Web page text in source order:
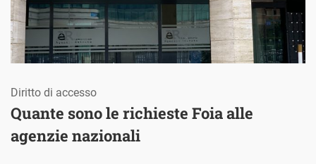
Quante sono le richieste Foia alle
agenzie nazionali
Diritto di accesso